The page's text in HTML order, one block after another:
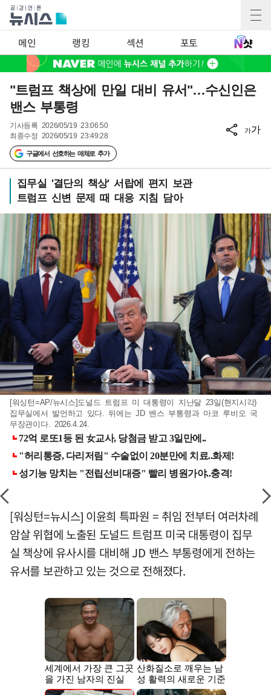
메인 랭킹 섹션 포토
"트럼프 책상에 만일 대비 유서"…수신인은
밴스 부통령
기사등록 2026/05/19 23:06:50
최종수정 2026/05/19 23:49:28
구글에서 선호하는 매체로 추가
가가
집무실 '결단의 책상' 서랍에 편지 보관
트럼프 신변 문제 때 대응 지침 담아
[워싱턴=AP/뉴시스]도널드 트럼프 미 대통령이 지난달 23일(현지시각)
집무실에서 발언하고 있다. 뒤에는 JD 밴스 부통령과 마코 루비오 국
무장관이다. 2026.4.24.
[워싱턴=뉴시스] 이윤희 특파원 = 취임 전부터 여러차례
암살 위협에 노출된 도널드 트럼프 미국 대통령이 집무
실 책상에 유사시를 대비해 JD 밴스 부통령에게 전하는
유서를 보관하고 있는 것으로 전해졌다.